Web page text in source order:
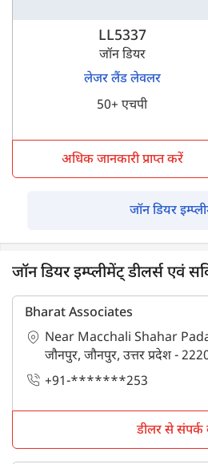
LL5337
जॉन डियर
लेजर लैंड लेवलर
50+ एचपी
अधिक जानकारी प्राप्त करें
जॉन डियर
जॉन डियर इम्प्लीमेंट् डीलर्स एवं
Bharat Associates
Near Macchali Shahar
जौनपुर, जौनपुर, उत्तर प्रदेश -
+91-*******253
डीलर से संपर्क